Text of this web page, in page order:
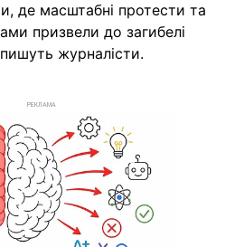
де масштабні протести та
призвели до загибелі
журналісти.
РЕКЛАМА